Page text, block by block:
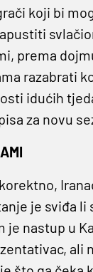
koji bi
prema
razabrati
idućih
za novu
je sviđa li
je nastup u
ali